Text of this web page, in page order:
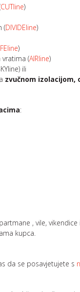
CUTline)
(DIVIDEline)
)
vratima (AIRline)
ili
zvučnom
:
, vile,
kupca.
da se posavjetujete s